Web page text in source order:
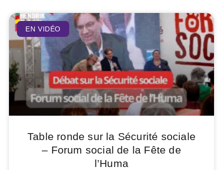
EN VIDÉO
Table ronde sur la Sécurité sociale
– Forum social de la Fête de
l’Huma